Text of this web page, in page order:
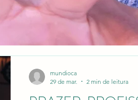
mundioca
29 de mar.
2 min de leitura